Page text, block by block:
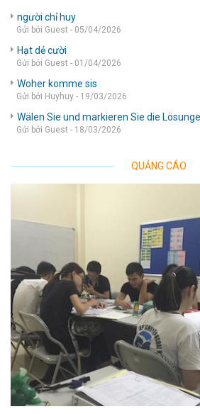
người chỉ huy
Gửi bởi Guest - 05/04/2026
Hạt dẻ cười
Gửi bởi Guest - 01/04/2026
Woher komme sis
Gửi bởi Huyhuy - 19/03/2026
Wälen Sie und markieren Sie die
Gửi bởi Guest - 18/03/2026
QUẢNG CÁO